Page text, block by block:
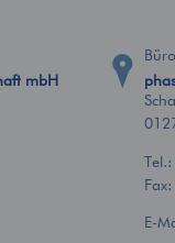
mbH
E-